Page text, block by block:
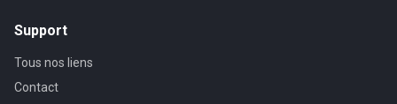
Support
Tous nos liens
Contact